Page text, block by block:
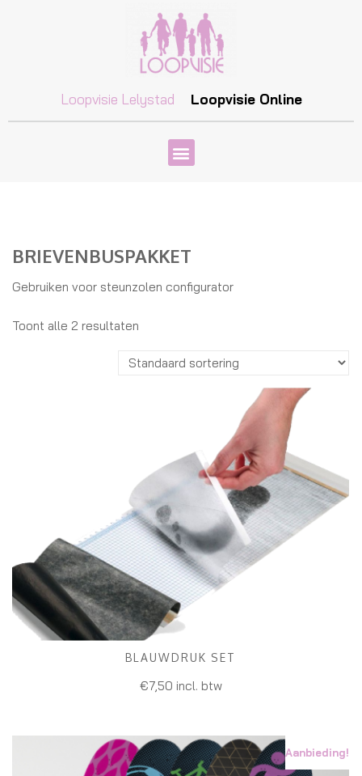
Loopvisie Lelystad Loopvisie Online
BRIEVENBUSPAKKET
Gebruiken voor steunzolen configurator
Toont alle 2 resultaten
TOEVOEGEN AAN WINKELWAGEN
BLAUWDRUK SET
€7,50 incl. btw
Aanbieding!